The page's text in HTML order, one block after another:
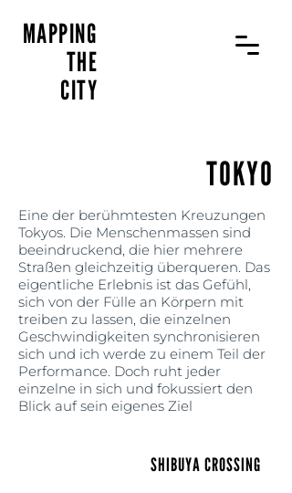
MAPPING
THE
CITY
TOKYO
Eine der berühmtesten Kreuzungen
Tokyos. Die Menschenmassen sind
beeindruckend, die hier mehrere
Straßen gleichzeitig überqueren. Das
eigentliche Erlebnis ist das Gefühl,
sich von der Fülle an Körpern mit
treiben zu lassen, die einzelnen
Geschwindigkeiten synchronisieren
sich und ich werde zu einem Teil der
Performance. Doch ruht jeder
einzelne in sich und fokussiert den
Blick auf sein eigenes Ziel
SHIBUYA CROSSING